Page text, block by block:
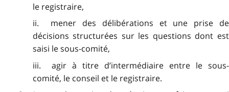
le registraire,
ii. mener des délibérations et une prise de
décisions structurées sur les questions dont est
saisi le sous-comité,
iii. agir à titre d’intermédiaire entre le sous-
comité, le conseil et le registraire.